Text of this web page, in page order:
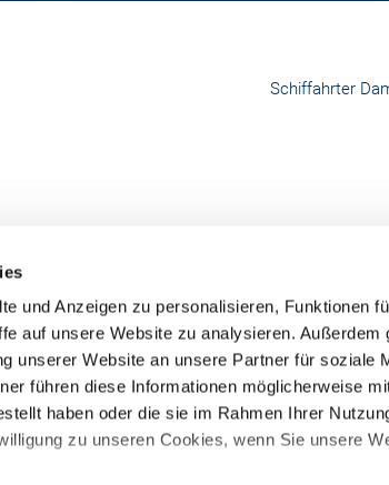
und Anzeigen zu personalisieren, Funktionen
auf unsere Website zu analysieren. Außerdem
unserer Website an unsere Partner für soziale
führen diese Informationen möglicherweise
haben oder die sie im Rahmen Ihrer
zu unseren Cookies, wenn Sie unsere
Schiffahrter
160
RUW-
Rheinland-